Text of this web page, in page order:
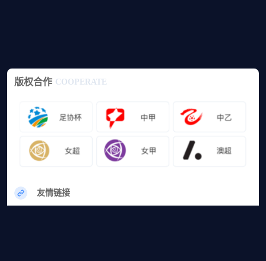
版权合作 COOPERATE
友情链接